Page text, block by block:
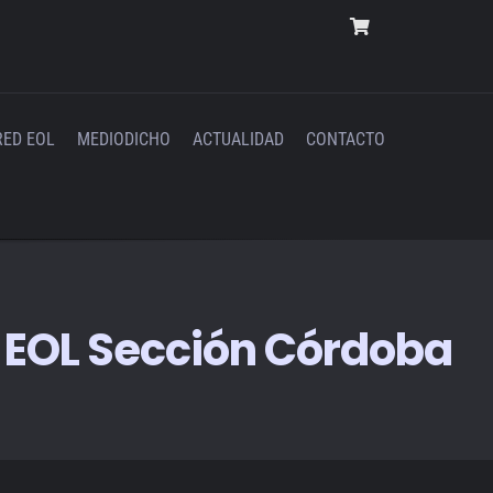
EOL MEDIODICHO ACTUALIDAD CONTACTO
Sección Córdoba